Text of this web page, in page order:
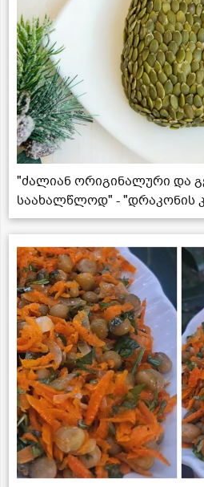
"ძალიან ორიგინალური და
საახალწლოდ" - "დრაკონის